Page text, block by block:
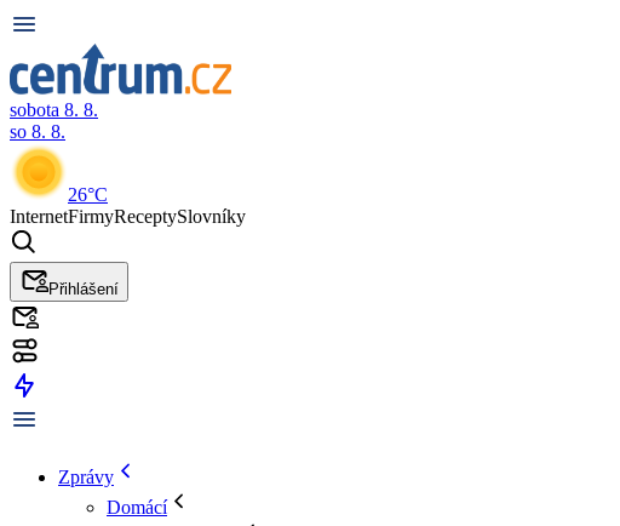
sobota 8. 8.
so 8. 8.
26°C
InternetFirmyReceptySlovníky
Přihlášení
Zprávy
Domácí